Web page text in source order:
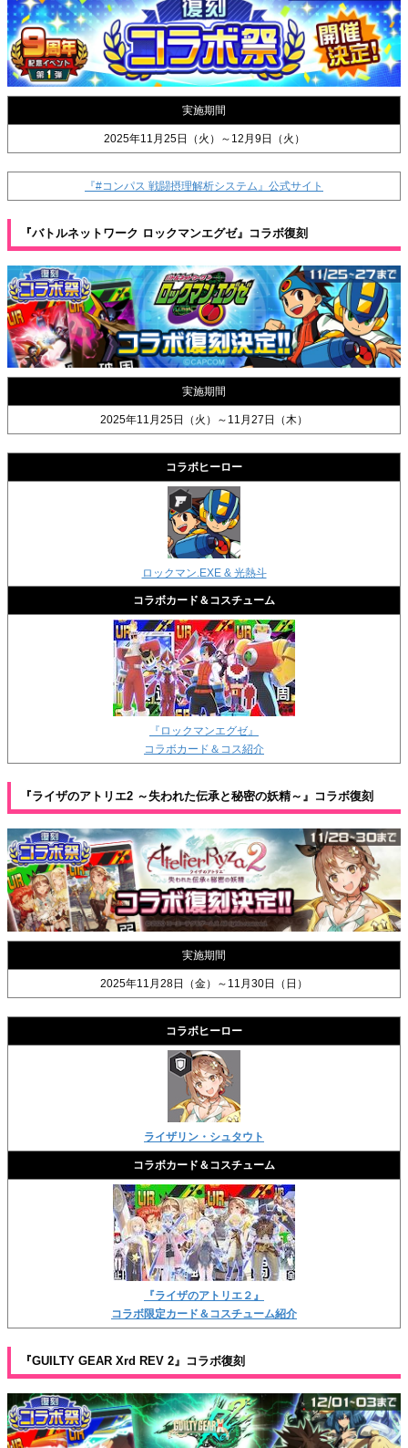
実施期間
2025年11月25日（火）～12月9日（火）
『#コンパス 戦闘摂理解析システム』公式サイト
『バトルネットワーク ロックマンエグゼ』コラボ復刻
実施期間
2025年11月25日（火）～11月27日（木）
コラボヒーロー
ロックマン.EXE & 光熱斗
コラボカード＆コスチューム
『ロックマンエグゼ』
コラボカード＆コス紹介
『ライザのアトリエ2 ～失われた伝承と秘密の妖精～』コラボ復刻
実施期間
2025年11月28日（金）～11月30日（日）
コラボヒーロー
ライザリン・シュタウト
コラボカード＆コスチューム
『ライザのアトリエ２』
コラボ限定カード＆コスチューム紹介
『GUILTY GEAR Xrd REV 2』コラボ復刻